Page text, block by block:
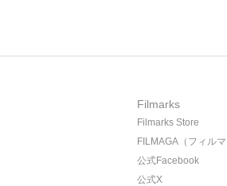
Filmarks
Filmarks Store
FILMAGA（フィルマ
公式Facebook
公式X